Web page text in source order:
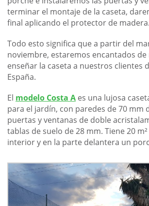
terminar el montaje de la caseta,
final aplicando el protector de madera.
Todo esto significa que a partir del
noviembre, estaremos encantados
enseñar la caseta a nuestros clientes
España.
El modelo Costa A es una lujosa
para el jardín, con paredes de 70 mm
puertas y ventanas de doble
tablas de suelo de 28 mm. Tiene 20
interior y en la parte delantera un